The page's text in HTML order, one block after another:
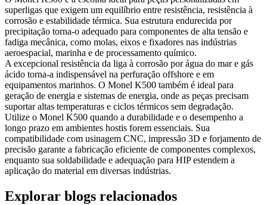
superligas que exigem um equilíbrio entre resistência, resistência à
corrosão e estabilidade térmica. Sua estrutura endurecida por
precipitação torna-o adequado para componentes de alta tensão e
fadiga mecânica, como molas, eixos e fixadores nas indústrias
aeroespacial, marinha e de processamento químico.
A excepcional resistência da liga à corrosão por água do mar e gás
ácido torna-a indispensável na perfuração offshore e em
equipamentos marinhos. O Monel K500 também é ideal para
geração de energia e sistemas de energia, onde as peças precisam
suportar altas temperaturas e ciclos térmicos sem degradação.
Utilize o Monel K500 quando a durabilidade e o desempenho a
longo prazo em ambientes hostis forem essenciais. Sua
compatibilidade com usinagem CNC, impressão 3D e forjamento de
precisão garante a fabricação eficiente de componentes complexos,
enquanto sua soldabilidade e adequação para HIP estendem a
aplicação do material em diversas indústrias.
Explorar blogs relacionados